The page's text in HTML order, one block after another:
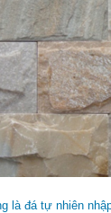
là đá tự nhiên